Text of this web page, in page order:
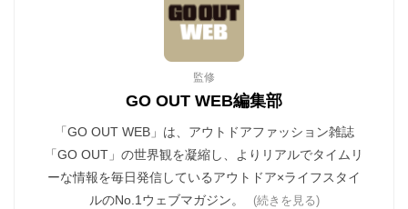
監修
GO OUT WEB編集部
「GO OUT WEB」は、アウトドアファッション雑誌
「GO OUT」の世界観を凝縮し、よりリアルでタイムリ
ーな情報を毎日発信しているアウトドア×ライフスタイ
ルのNo.1ウェブマガジン。
(続きを見る)